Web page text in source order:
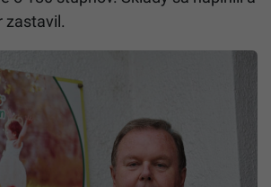
zastavil.